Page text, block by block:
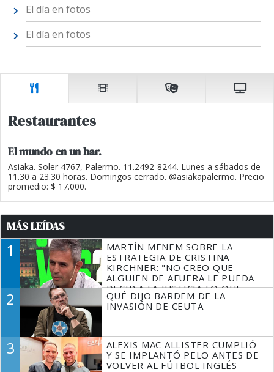
El día en fotos
El día en fotos
Restaurantes
El mundo en un bar.
Asiaka. Soler 4767, Palermo. 11.2492-8244. Lunes a sábados de
11.30 a 23.30 horas. Domingos cerrado. @asiakapalermo. Precio
promedio: $ 17.000.
MÁS LEÍDAS
1
MARTÍN MENEM SOBRE LA
ESTRATEGIA DE CRISTINA
KIRCHNER: "NO CREO QUE
ALGUIEN DE AFUERA LE PUEDA
DECIR A LA JUSTICIA LO QUE
TIENE QUE HACER"
2
QUÉ DIJO BARDEM DE LA
INVASIÓN DE CEUTA
3
ALEXIS MAC ALLISTER CUMPLIÓ
Y SE IMPLANTÓ PELO ANTES DE
VOLVER AL FÚTBOL INGLÉS